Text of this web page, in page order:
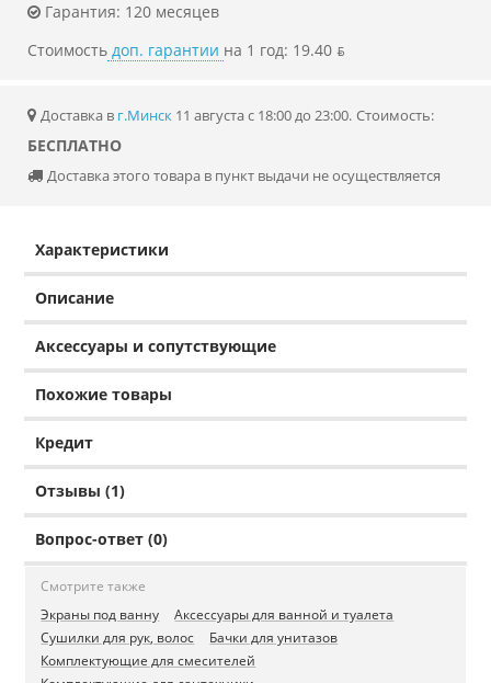
Гарантия: 120 месяцев
Стоимость доп. гарантии на 1 год: 19.40 ƃ
Доставка в г.Минск 11 августа с 18:00 до 23:00. Стоимость:
БЕСПЛАТНО
Доставка этого товара в пункт выдачи не осуществляется
Характеристики
Описание
Аксессуары и сопутствующие
Похожие товары
Кредит
Отзывы (1)
Вопрос-ответ (0)
Смотрите также
Экраны под ванну
Аксессуары для ванной и туалета
Сушилки для рук, волос
Бачки для унитазов
Комплектующие для смесителей